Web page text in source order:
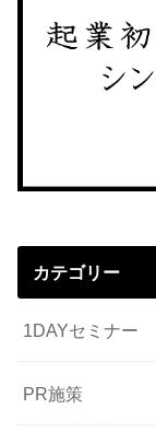
カテゴリー
1DAYセミナー
PR施策